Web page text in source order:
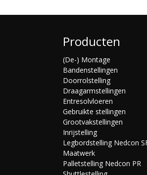
Producten
(De-) Montage
Bandenstellingen
Doorrolstelling
Draagarmstellingen
Entresolvloeren
Gebruikte stellingen
Grootvakstellingen
Inrijstelling
Legbordstelling Nedcon
Maatwerk
Palletstelling Nedcon PR